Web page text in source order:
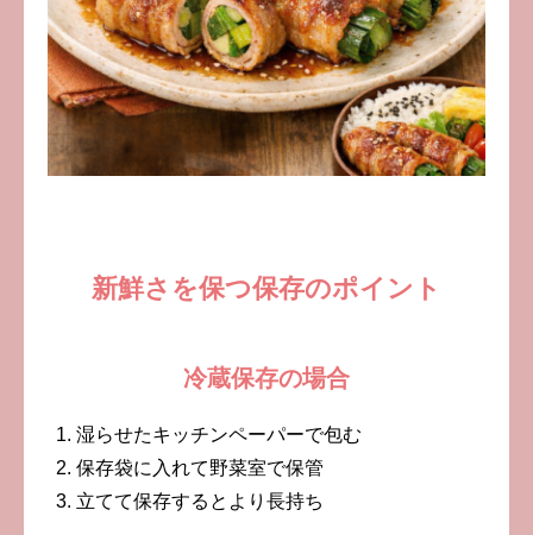
新鮮さを保つ保存のポイント
冷蔵保存の場合
湿らせたキッチンペーパーで包む
保存袋に入れて野菜室で保管
立てて保存するとより長持ち